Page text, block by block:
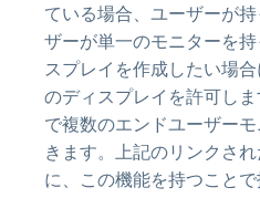
ている場合、ユーザーが
ザーが単一のモニターを
スプレイを作成したい場
のディスプレイを許可し
で複数のエンドユーザー
きます。上記のリンクさ
に、この機能を持つこと